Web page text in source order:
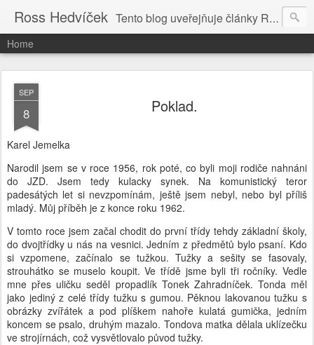
Ross Hedvíček Tento blog uveřejňuje články Ross Hedvíčka v češtině (pokud budu mit naladu) - s editacni pomoci Ludvika Dedika.
Home
SEP
8 Poklad.
Karel Jemelka
Narodil jsem se v roce 1956, rok poté, co byli moji rodiče nahnáni
do JZD. Jsem tedy kulacky synek. Na komunistický teror
padesátých let si nevzpomínám, ještě jsem nebyl, nebo byl příliš
mladý. Můj příběh je z konce roku 1962.
V tomto roce jsem začal chodit do první třídy tehdy základní školy,
do dvojtřídky u nás na vesnici. Jedním z předmětů bylo psaní. Kdo
si vzpomene, začínalo se tužkou. Tužky a sešity se fasovaly,
strouhátko se muselo koupit. Ve třídě jsme byli tři ročníky. Vedle
mne přes uličku seděl propadlík Tonek Zahradníček. Tonda měl
jako jediný z celé třídy tužku s gumou. Pěknou lakovanou tužku s
obrázky zvířátek a pod plíškem nahoře kulatá gumička, jedním
koncem se psalo, druhým mazalo. Tondova matka dělala uklízečku
ve strojírnách, což vysvětlovalo původ tužky.